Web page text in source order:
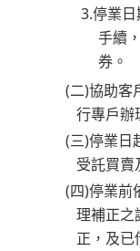
3.停業
手續
券。
(二)協助客
行專戶辦
(三)停業日
受託買賣
(四)停業前
理補正之
正，及已